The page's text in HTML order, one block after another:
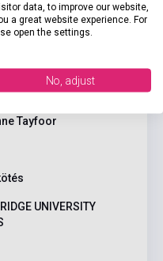
Tayfoor
UNIVERSITY
data, to improve our website,
a great website experience. For
open the settings.
No, adjust